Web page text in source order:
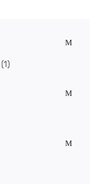
(1)